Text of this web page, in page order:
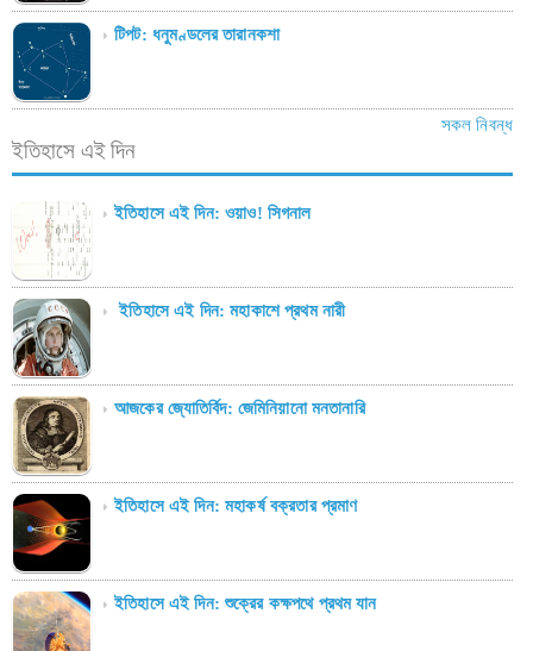
টিপট: ধনুমণ্ডলের তারানকশা
সকল নিবন্ধ
ইতিহাসে এই দিন
ইতিহাসে এই দিন: ওয়াও! সিগনাল
ইতিহাসে এই দিন: মহাকাশে প্রথম নারী
আজকের জ্যোতির্বিদ: জেমিনিয়ানো মনতানারি
ইতিহাসে এই দিন: মহাকর্ষ বক্রতার প্রমাণ
ইতিহাসে এই দিন: শুক্রের কক্ষপথে প্রথম যান